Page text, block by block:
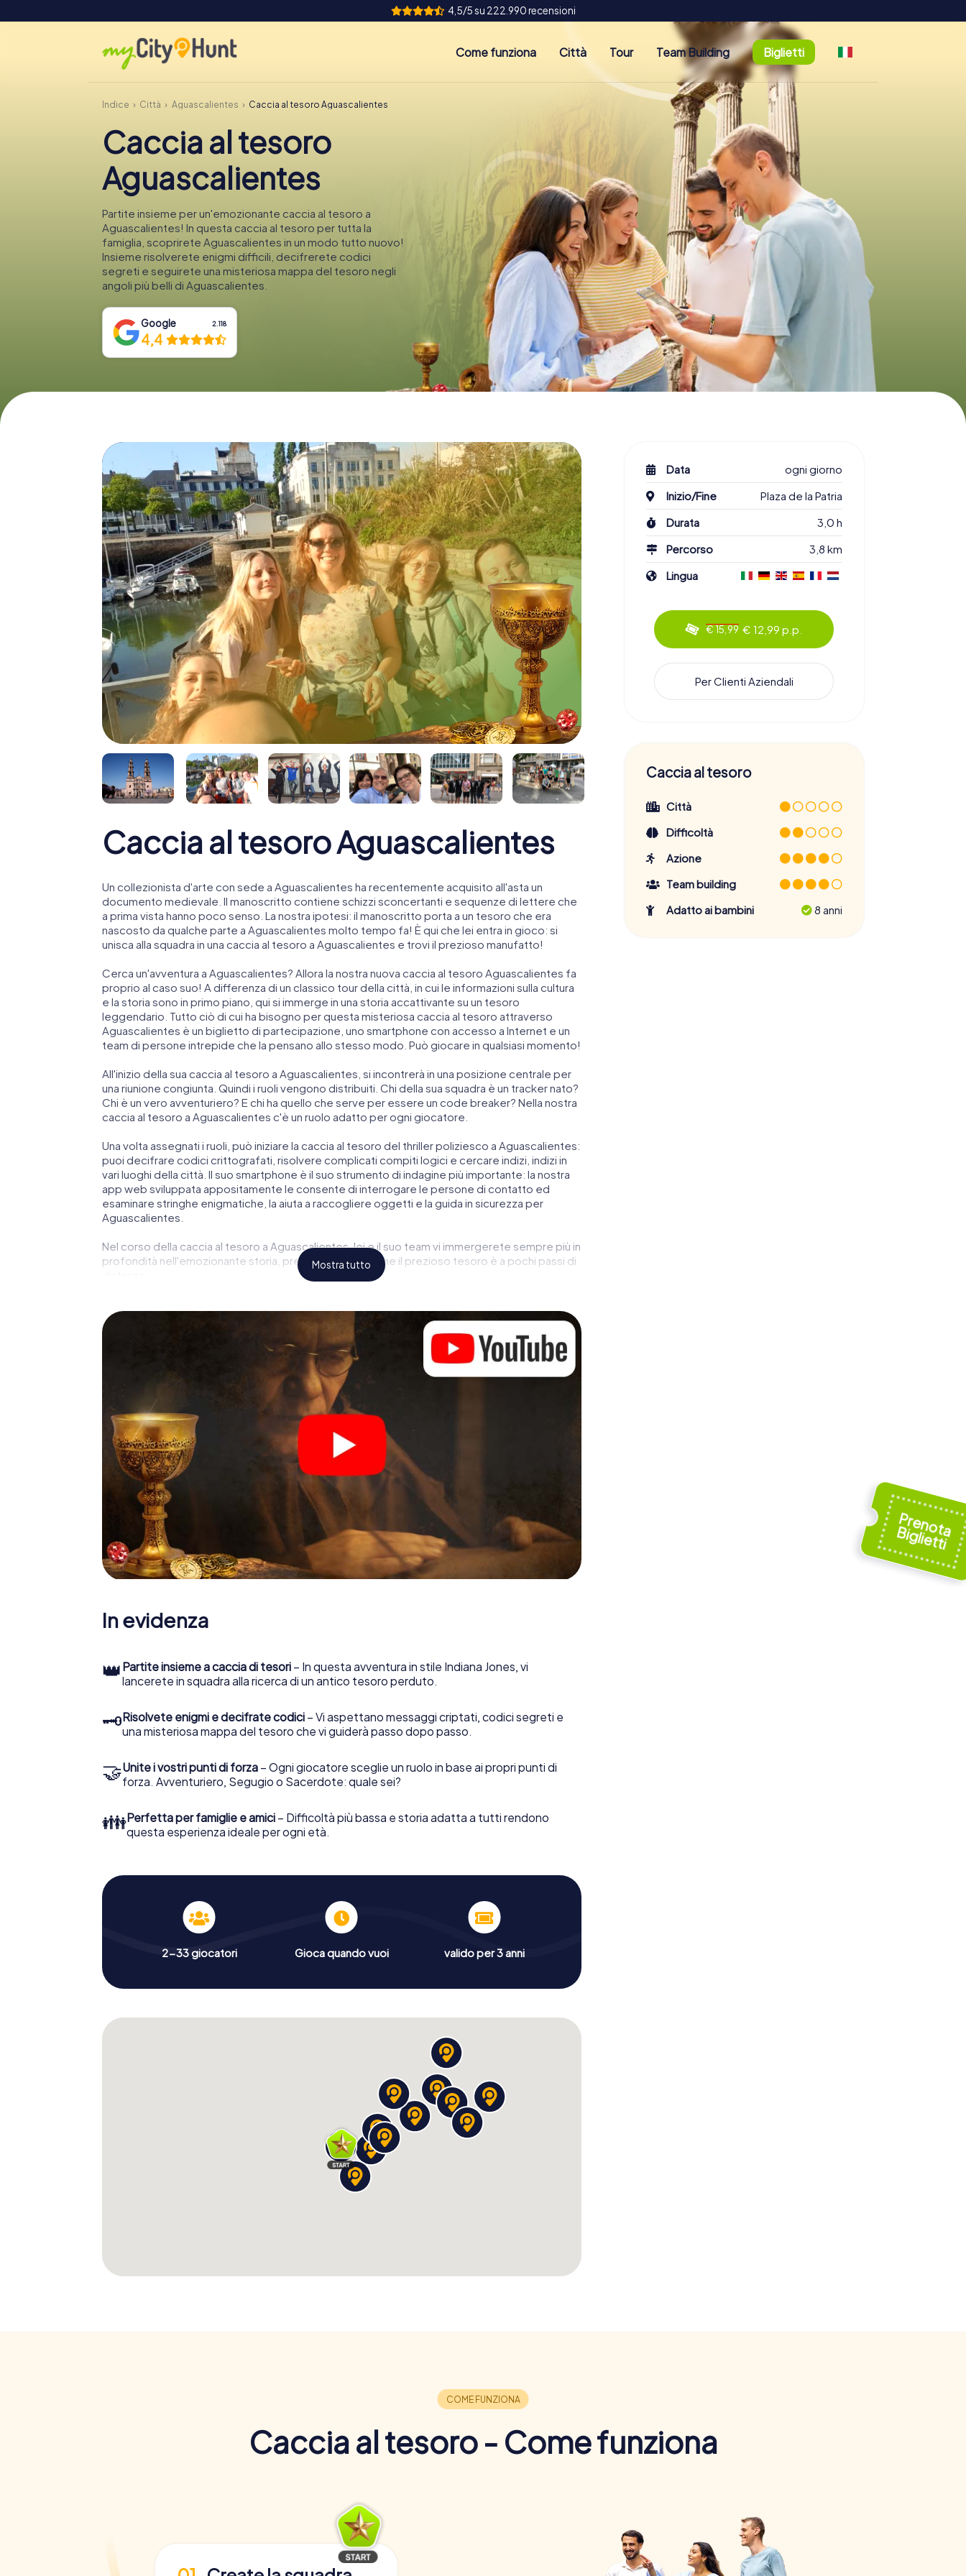
4,5/5 su 222.990 recensioni
Come funziona Città Tour Team Building Biglietti
Indice Città Aguascalientes Caccia al tesoro Aguascalientes
Caccia al tesoro
Aguascalientes
Partite insieme per un'emozionante caccia al tesoro a
Aguascalientes! In questa caccia al tesoro per tutta la
famiglia, scoprirete Aguascalientes in un modo tutto nuovo!
Insieme risolverete enigmi difficili, decifrerete codici
segreti e seguirete una misteriosa mappa del tesoro negli
angoli più belli di Aguascalientes.
Google 2.118
4,4
Caccia al tesoro Aguascalientes
Un collezionista d'arte con sede a Aguascalientes ha recentemente acquisito all'asta un
documento medievale. Il manoscritto contiene schizzi sconcertanti e sequenze di lettere che
a prima vista hanno poco senso. La nostra ipotesi: il manoscritto porta a un tesoro che era
nascosto da qualche parte a Aguascalientes molto tempo fa! È qui che lei entra in gioco: si
unisca alla squadra in una caccia al tesoro a Aguascalientes e trovi il prezioso manufatto!
Cerca un'avventura a Aguascalientes? Allora la nostra nuova caccia al tesoro Aguascalientes fa
proprio al caso suo! A differenza di un classico tour della città, in cui le informazioni sulla cultura
e la storia sono in primo piano, qui si immerge in una storia accattivante su un tesoro
leggendario. Tutto ciò di cui ha bisogno per questa misteriosa caccia al tesoro attraverso
Aguascalientes è un biglietto di partecipazione, uno smartphone con accesso a Internet e un
team di persone intrepide che la pensano allo stesso modo. Può giocare in qualsiasi momento!
All'inizio della sua caccia al tesoro a Aguascalientes, si incontrerà in una posizione centrale per
una riunione congiunta. Quindi i ruoli vengono distribuiti. Chi della sua squadra è un tracker nato?
Chi è un vero avventuriero? E chi ha quello che serve per essere un code breaker? Nella nostra
caccia al tesoro a Aguascalientes c'è un ruolo adatto per ogni giocatore.
Una volta assegnati i ruoli, può iniziare la caccia al tesoro del thriller poliziesco a Aguascalientes:
puoi decifrare codici crittografati, risolvere complicati compiti logici e cercare indizi, indizi in
vari luoghi della città. Il suo smartphone è il suo strumento di indagine più importante: la nostra
app web sviluppata appositamente le consente di interrogare le persone di contatto ed
esaminare stringhe enigmatiche, la aiuta a raccogliere oggetti e la guida in sicurezza per
Aguascalientes.
Nel corso della caccia al tesoro a Aguascalientes, lei e il suo team vi immergerete sempre più in
profondità nell'emozionante storia, presto scoprirete che il prezioso tesoro è a pochi passi di
Mostra tutto
In evidenza
👑 Partite insieme a caccia di tesori – In questa avventura in stile Indiana Jones, vi
lancerete in squadra alla ricerca di un antico tesoro perduto.
🗝Risolvete enigmi e decifrate codici – Vi aspettano messaggi criptati, codici segreti e
una misteriosa mappa del tesoro che vi guiderà passo dopo passo.
🤝Unite i vostri punti di forza – Ogni giocatore sceglie un ruolo in base ai propri punti di
forza. Avventuriero, Segugio o Sacerdote: quale sei?
👪Perfetta per famiglie e amici – Difficoltà più bassa e storia adatta a tutti rendono
questa esperienza ideale per ogni età.
2-33 giocatori Gioca quando vuoi valido per 3 anni
Data
ogni giorno
Inizio/Fine
Plaza de la Patria
Durata
3,0 h
Percorso
3,8 km
Lingua
€ 15,99 € 12,99 p.p.
Per Clienti Aziendali
Caccia al tesoro
Città
Difficoltà
Azione
Team building
Adatto ai bambini
8 anni
Caccia al tesoro - Come funziona